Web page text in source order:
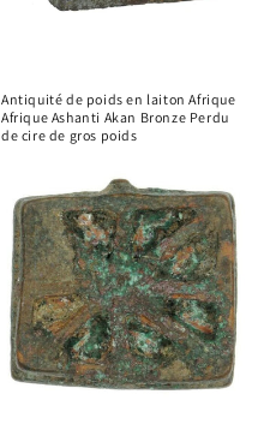
Antiquité de poids en laiton Afrique
Afrique Ashanti Akan Bronze Perdu
de cire de gros poids